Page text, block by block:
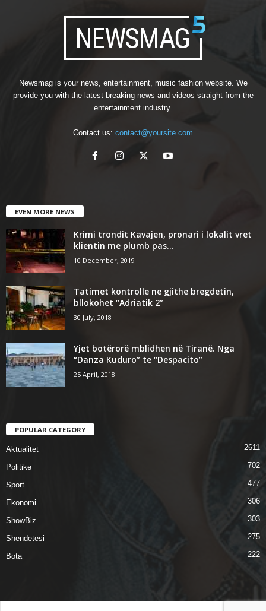
Newsmag is your news, entertainment, music fashion website. We
provide you with the latest breaking news and videos straight from the
entertainment industry.
Contact us: contact@yoursite.com
EVEN MORE NEWS
Krimi trondit Kavajen, pronari i lokalit vret
klientin me plumb pas...
10 December, 2019
Tatimet kontrolle ne gjithe bregdetin,
bllokohet “Adriatik 2”
30 July, 2018
Yjet botërorë mblidhen në Tiranë. Nga
“Danza Kuduro” te “Despacito”
25 April, 2018
POPULAR CATEGORY
Aktualitet 2611
Politike 702
Sport 477
Ekonomi 306
ShowBiz 303
Shendetesi 275
Bota 222